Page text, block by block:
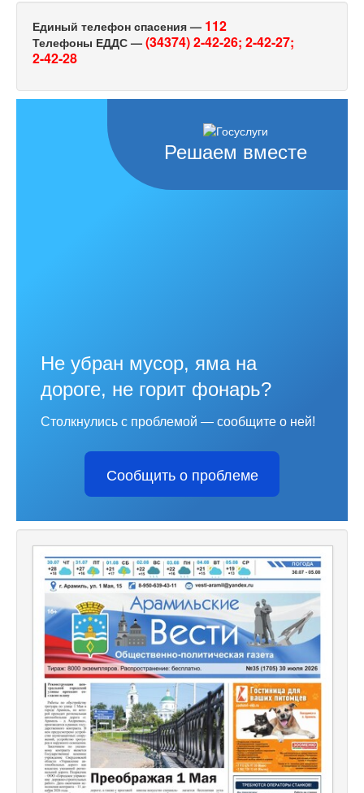
Единый телефон спасения — 112
Телефоны ЕДДС — (34374) 2-42-26; 2-42-27;
2-42-28
Решаем вместе
Не убран мусор, яма на
дороге, не горит фонарь?
Столкнулись с проблемой — сообщите о ней!
Сообщить о проблеме